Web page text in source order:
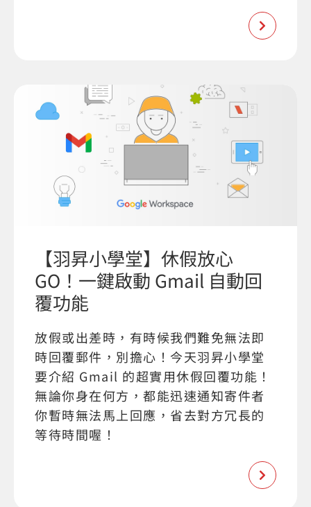
【羽昇小學堂】休假放心
GO！一鍵啟動 Gmail 自動回
覆功能
放假或出差時，有時候我們難免無法即
時回覆郵件，別擔心！今天羽昇小學堂
要介紹 Gmail 的超實用休假回覆功能！
無論你身在何方，都能迅速通知寄件者
你暫時無法馬上回應，省去對方冗長的
等待時間喔！